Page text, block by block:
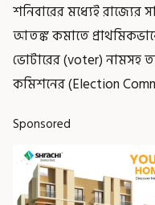
শনিবারের মধ্যেই রাজ্যের
আতঙ্ক কমাতে
ভোটারের (voter) নামসহ
কমিশনের (Election
Sponsored